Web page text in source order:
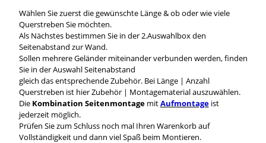
Wählen Sie zuerst die gewünschte Länge & ob oder wie viele
Querstreben Sie möchten.
Als Nächstes bestimmen Sie in der 2.Auswahlbox den
Seitenabstand zur Wand.
Sollen mehrere Geländer miteinander verbunden werden, finden
Sie in der Auswahl Seitenabstand
gleich das entsprechende Zubehör. Bei Länge | Anzahl
Querstreben ist hier Zubehör | Montagematerial auszuwählen.
Die Kombination Seitenmontage mitAufmontageist
jederzeit möglich.
Prüfen Sie zum Schluss noch mal Ihren Warenkorb auf
Vollständigkeit und dann viel Spaß beim Montieren.